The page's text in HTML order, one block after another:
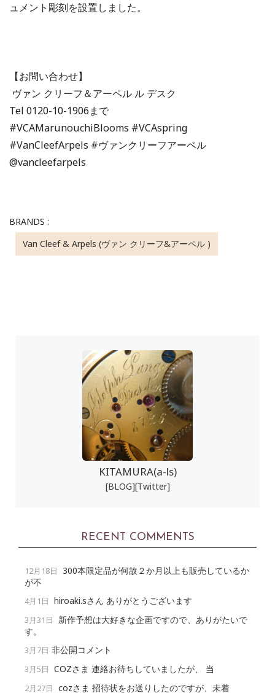
ュメント彫刻を設置しました。
【お問い合わせ】
ヴァン クリーフ＆アーペル ル デスク
Tel 0120-10-1906まで
#VCAMarunouchiBlooms #VCAspring
#VanCleefArpels #ヴァンクリーフアーペル
@vancleefarpels
BRANDS :
Van Cleef & Arpels (ヴァン クリーフ&アーペル )
KITAMURA(a-ls)
[BLOG][Twitter]
RECENT COMMENTS
12月18日 300本限定品が何故２か月以上も販売しているか
が不
4月1日 hiroaki.sさん ありがとうございます
3月31日
新作予想は大好きな企画ですので、ありがたいで
す。
3月7日 非公開コメント
3月5日 COZさま 連絡お待ちしていましたが、 当
2月27日 cozさま 招待状をお送りしたのですが、未着